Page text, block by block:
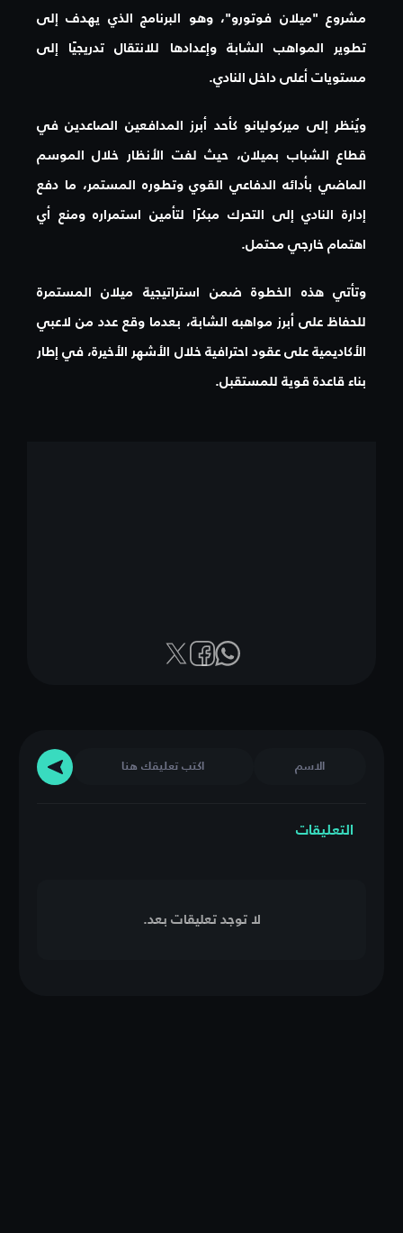
مشروع "ميلان فوتورو"، وهو البرنامج الذي يهدف إلى
تطوير المواهب الشابة وإعدادها للانتقال تدريجيًا إلى
مستويات أعلى داخل النادي.
ويُنظر إلى ميركوليانو كأحد أبرز المدافعين الصاعدين في
قطاع الشباب بميلان، حيث لفت الأنظار خلال الموسم
الماضي بأدائه الدفاعي القوي وتطوره المستمر، ما دفع
إدارة النادي إلى التحرك مبكرًا لتأمين استمراره ومنع أي
اهتمام خارجي محتمل.
وتأتي هذه الخطوة ضمن استراتيجية ميلان المستمرة
للحفاظ على أبرز مواهبه الشابة، بعدما وقع عدد من لاعبي
الأكاديمية على عقود احترافية خلال الأشهر الأخيرة، في إطار
بناء قاعدة قوية للمستقبل.
التعليقات
لا توجد تعليقات بعد.